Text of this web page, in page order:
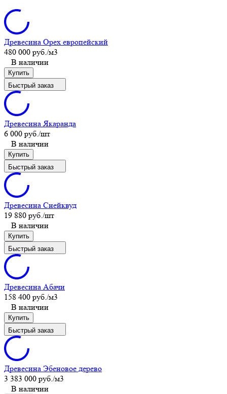
Древесина Орех европейский
480 000 руб./м3
В наличии
Купить
Быстрый заказ
Древесина Якаранда
6 000 руб./шт
В наличии
Купить
Быстрый заказ
Древесина Снейквуд
19 880 руб./шт
В наличии
Купить
Быстрый заказ
Древесина Aбачи
158 400 руб./м3
В наличии
Купить
Быстрый заказ
Древесина Эбеновое дерево
3 383 000 руб./м3
В наличии